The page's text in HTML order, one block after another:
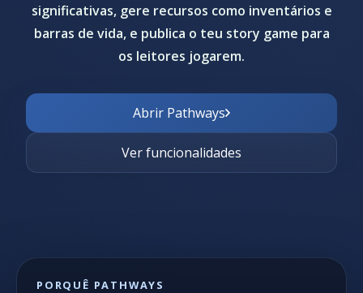
significativas, gere recursos como inventários e
barras de vida, e publica o teu story game para
os leitores jogarem.
Abrir Pathways
Ver funcionalidades
PORQUÊ PATHWAYS